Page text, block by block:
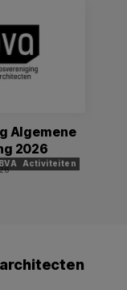
Algemene
2026
Activiteiten